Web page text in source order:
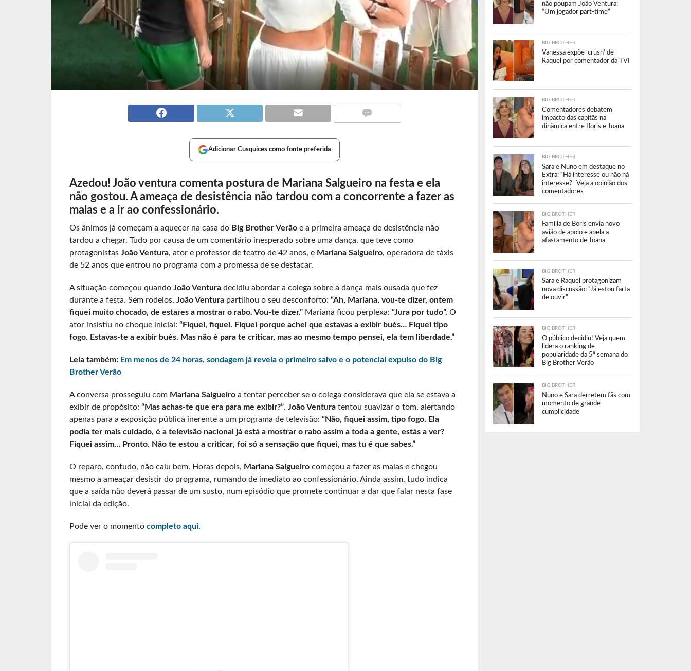
Adicionar Cusquices como fonte preferida
Azedou! João ventura comenta postura de Mariana Salgueiro na festa e ela
não gostou. A ameaça de desistência não tardou com a concorrente a fazer as
malas e a ir ao confessionário.
Os ânimos já começam a aquecer na casa do Big Brother Verãoe a primeira ameaça de desistência não
tardou a chegar. Tudo por causa de um comentário inesperado sobre uma dança, que teve como
protagonistas João Ventura, ator e professor de teatro de 42 anos, e Mariana Salgueiro, operadora de táxis
de 52 anos que entrou no programa com a promessa de se destacar.
A situação começou quando João Ventura decidiu abordar a colega sobre a dança mais ousada que fez
durante a festa. Sem rodeios, João Venturapartilhou o seu desconforto: “Ah, Mariana, vou-te dizer, ontem
fiquei muito chocado, de estares a mostrar o rabo. Vou-te dizer.”Mariana ficou perplexa: “Jura por tudo”. O
ator insistiu no choque inicial: “Fiquei, fiquei. Fiquei porque achei que estavas a exibir bués… Fiquei tipo
fogo. Estavas-te a exibir bués. Mas não é para te criticar, mas ao mesmo tempo pensei, ela tem liberdade.”
Leia também: Em menos de 24 horas, sondagem já revela o primeiro salvo e o potencial expulso do Big
Brother Verão
A conversa prosseguiu com Mariana Salgueiroa tentar perceber se o colega considerava que ela se estava a
exibir de propósito: “Mas achas-te que era para me exibir?”. João Venturatentou suavizar o tom, alertando
apenas para a exposição pública inerente a um programa de televisão: “Não, fiquei assim, tipo fogo. Ela
podia ter mais cuidado, é a televisão nacional já está a mostrar o rabo assim a toda a gente, estás a ver?
Fiquei assim… Pronto. Não te estou a criticar, foi só a sensação que fiquei, mas tu é que sabes.”
O reparo, contudo, não caiu bem. Horas depois, Mariana Salgueirocomeçou a fazer as malas e chegou
mesmo a ameaçar desistir do programa, rumando de imediato ao confessionário. Ainda assim, tudo indica
que a saída não deverá passar de um susto, num episódio que promete continuar a dar que falar nesta fase
inicial da edição.
Pode ver o momento completo aqui.
não poupam João Ventura:
“Um jogador part-time”
BIG BROTHER
Vanessa expõe ‘crush’ de
Raquel por comentador da TVI
BIG BROTHER
Comentadores debatem
impacto das capitãs na
dinâmica entre Boris e Joana
BIG BROTHER
Sara e Nuno em destaque no
Extra: “Há interesse ou não há
interesse?” Veja a opinião dos
comentadores
BIG BROTHER
Família de Boris envia novo
avião de apoio e apela a
afastamento de Joana
BIG BROTHER
Sara e Raquel protagonizam
nova discussão: “Já estou farta
de ouvir”
BIG BROTHER
O público decidiu! Veja quem
lidera o ranking de
popularidade da 5ª semana do
Big Brother Verão
BIG BROTHER
Nuno e Sara derretem fãs com
momento de grande
cumplicidade